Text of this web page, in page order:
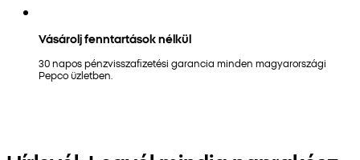
Vásárolj fenntartások nélkül
30 napos pénzvisszafizetési garancia minden magyarországi
Pepco üzletben.